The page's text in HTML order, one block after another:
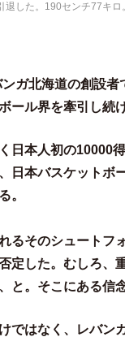
した。190センチ77キロ
ガ北海道の創設者
ール界を牽引し続
日本人初の10000
日本バスケットボ
。
るそのシュートフ
定した。むしろ、
と。そこにある信
ではなく、レバン